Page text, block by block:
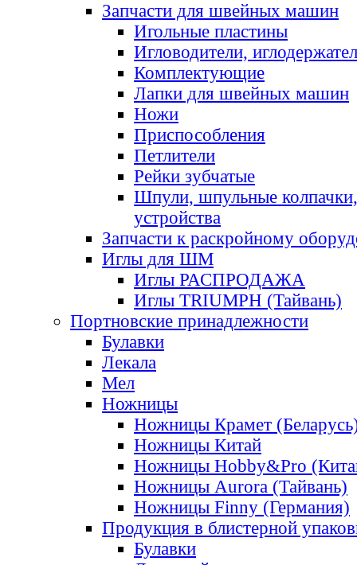
Запчасти для швейных машин
Игольные пластины
Игловодители,
Комплектующие
Лапки для швейных машин
Ножи
Приспособления
Петлители
Рейки зубчатые
Шпули, шпульные
устройства
Запчасти к раскройному
Иглы для ШМ
Иглы РАСПРОДАЖА
Иглы TRIUMPH (Тайвань)
Портновские принадлежности
Булавки
Лекала
Мел
Ножницы
Ножницы Крамет
Ножницы Китай
Ножницы Hobby&Pro
Ножницы Aurora (Тайвань)
Ножницы Finny (Германия)
Продукция в блистерной
Булавки